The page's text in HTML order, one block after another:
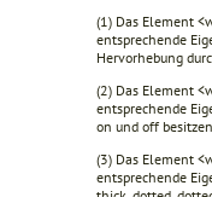
(1) Das Element
entsprechende
Hervorhebung
(2) Das Element
entsprechende
on und off
(3) Das Element
entsprechende